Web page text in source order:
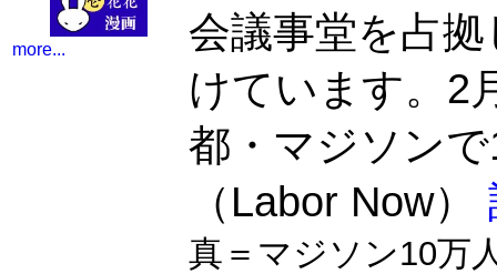
more...
会議事堂を占
けています。2
都・マジソン
（Labor Now）
真＝マジソン10万